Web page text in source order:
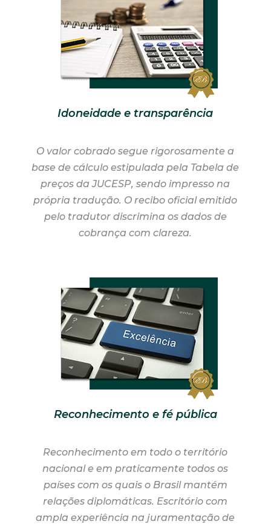
Idoneidade e transparência
O valor cobrado segue rigorosamente a
base de cálculo estipulada pela Tabela de
preços da JUCESP, sendo impresso na
própria tradução. O recibo oficial emitido
pelo tradutor discrimina os dados de
cobrança com clareza.
Reconhecimento e fé pública
Reconhecimento em todo o território
nacional e em praticamente todos os
países com os quais o Brasil mantém
relações diplomáticas. Escritório com
ampla experiência na juramentação de